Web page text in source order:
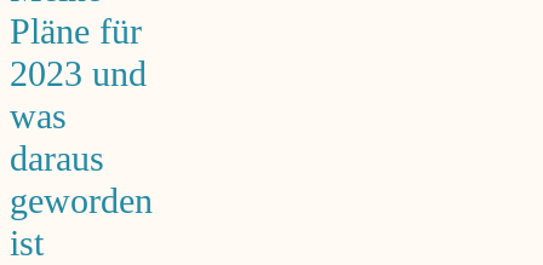
Pläne für
2023 und
was
daraus
geworden
ist